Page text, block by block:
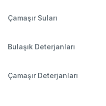
Çamaşır Suları
Bulaşık Deterjanları
Çamaşır Deterjanları